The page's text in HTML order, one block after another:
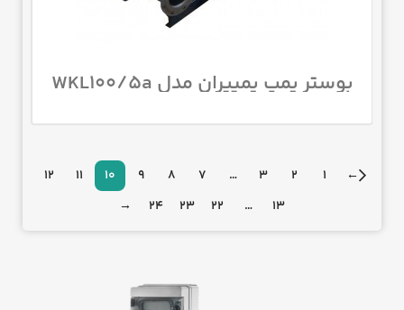
بوستر پمپ پمپیران مدل WKL100/5a
با موتور 75 اسب 1450 دور
←
1
2
3
…
7
8
9
10
11
12
13
…
22
23
24
→